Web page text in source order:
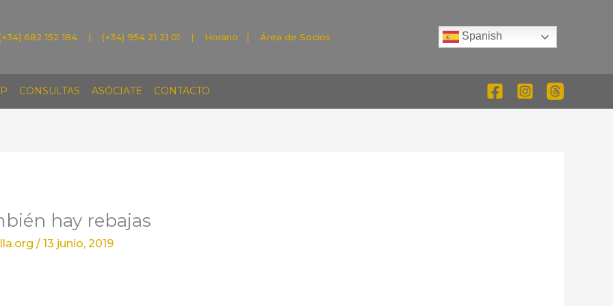
682 152 184 | (+34) 954 21 21 01 | Horario | Área de Socios Spanish
CONSULTAS ASÓCIATE CONTACTO
hay rebajas
/ 13 junio, 2019